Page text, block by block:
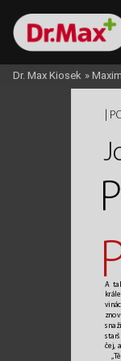
A
čej,
„T
P
Dr. Max Kiosek »